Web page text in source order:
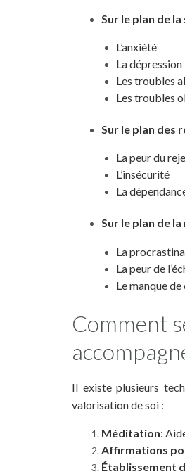
Sur le plan de
L’anxiété
La dépression
Les troubles
Les troubles
Sur le plan des
La peur du
L’insécurité
La
Sur le plan de
La
La peur de
Le manque
Comment
Il existe plusieurs
valorisation de soi :
Méditation:
Affirmations
Établissement